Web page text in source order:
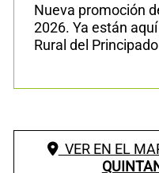
Nueva promoción
2026. Ya están
Rural del
VER EN EL